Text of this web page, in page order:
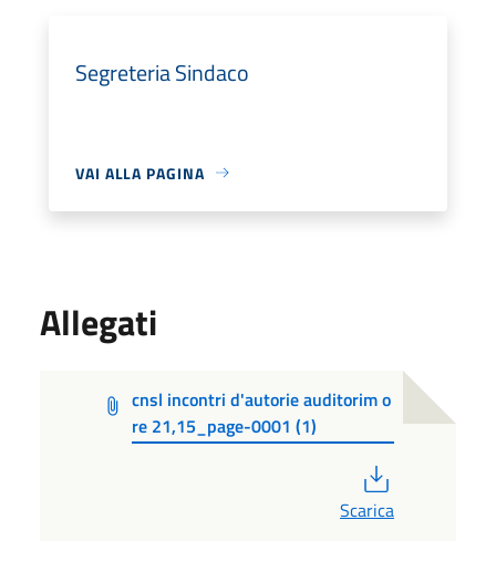
Segreteria Sindaco
VAI ALLA PAGINA
Allegati
cnsl incontri d'autorie auditorim o
re 21,15_page-0001 (1)
Scarica